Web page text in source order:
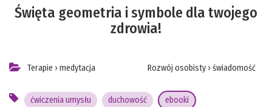
Święta geometria i symbole dla twojego
zdrowia!
Terapie › medytacja Rozwój osobisty › świadomość
ćwiczenia umysłu duchowość ebooki